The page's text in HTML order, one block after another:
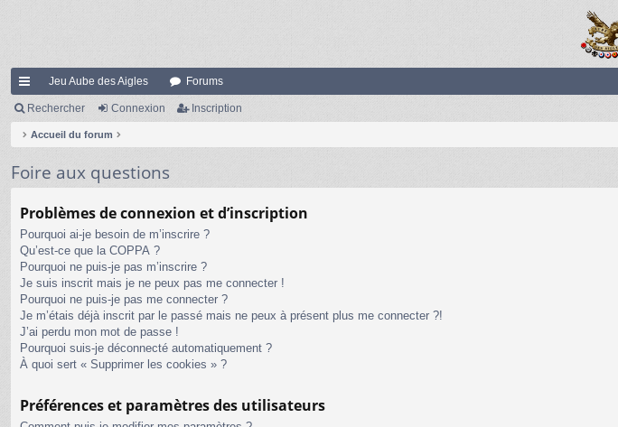
ac
co
ci
s
Jeu Aube des Aigles Forums
Rechercher Connexion Inscription
Accueil du forum
Foire aux questions
Problèmes de connexion et d’inscription
Pourquoi ai-je besoin de m’inscrire ?
Qu’est-ce que la COPPA ?
Pourquoi ne puis-je pas m’inscrire ?
Je suis inscrit mais je ne peux pas me connecter !
Pourquoi ne puis-je pas me connecter ?
Je m’étais déjà inscrit par le passé mais ne peux à présent plus me connecter ?!
J’ai perdu mon mot de passe !
Pourquoi suis-je déconnecté automatiquement ?
À quoi sert « Supprimer les cookies » ?
Préférences et paramètres des utilisateurs